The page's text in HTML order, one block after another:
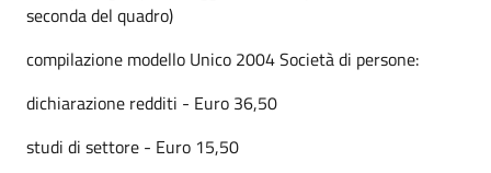
seconda del quadro)
compilazione modello Unico 2004 Società di persone:
dichiarazione redditi - Euro 36,50
studi di settore - Euro 15,50